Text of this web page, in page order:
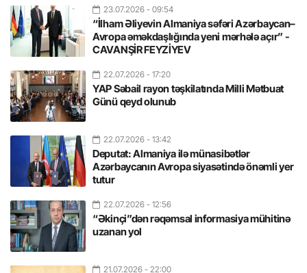
23.07.2026 - 09:54
“İlham Əliyevin Almaniya səfəri Azərbaycan–
Avropa əməkdaşlığında yeni mərhələ açır” -
CAVANŞİR FEYZİYEV
22.07.2026 - 17:20
YAP Səbail rayon təşkilatında Milli Mətbuat
Günü qeyd olunub
22.07.2026 - 13:42
Deputat: Almaniya ilə münasibətlər
Azərbaycanın Avropa siyasətində önəmli yer
tutur
22.07.2026 - 12:56
“Əkinçi”dən rəqəmsal informasiya mühitinə
uzanan yol
21.07.2026 - 22:00